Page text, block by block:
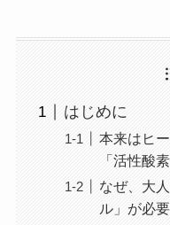
はじめに
本来はヒ
「活性酸
なぜ、大
ル」が必